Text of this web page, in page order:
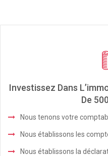
Investissez Dans
De
Nous tenons votre
Nous établissons les
Nous établissons la